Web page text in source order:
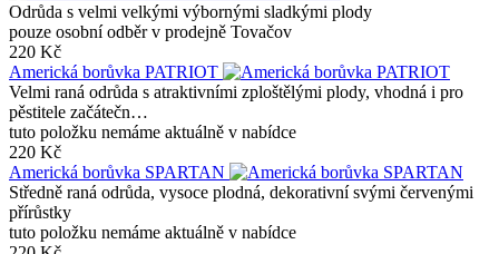
Odrůda s velmi velkými výbornými sladkými plody
pouze osobní odběr v prodejně Tovačov
220 Kč
Americká borůvka PATRIOT
Velmi raná odrůda s atraktivními zploštělými plody, vhodná i pro
pěstitele začátečn…
tuto položku nemáme aktuálně v nabídce
220 Kč
Americká borůvka SPARTAN
Středně raná odrůda, vysoce plodná, dekorativní svými červenými
přírůstky
tuto položku nemáme aktuálně v nabídce